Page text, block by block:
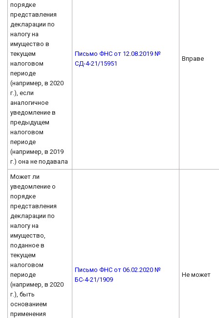
порядке
представления
декларации по
налогу на
имущество в
текущем
налоговом
периоде
(например, в 2020
г.), если
аналогичное
уведомление в
предыдущем
налоговом
периоде
(например, в 2019
г.) она не подавала
Письмо ФНС от 12.08.2019 №
СД-4-21/15951
Вправе
Может ли
уведомление о
порядке
представления
декларации по
налогу на
имущество,
поданное в
текущем
налоговом
периоде
(например, в 2020
г.), быть
основанием
применения
Письмо ФНС от 06.02.2020 №
БС-4-21/1909
Не может